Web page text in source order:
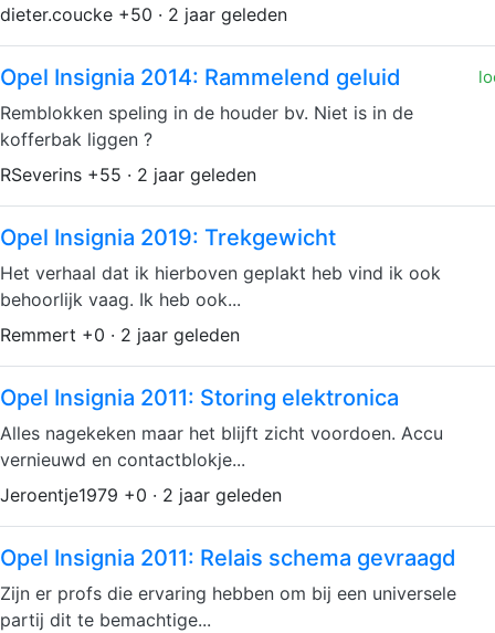
dieter.coucke +50 · 2 jaar geleden
Opel Insignia 2014: Rammelend geluid
Remblokken speling in de houder bv. Niet is in de
kofferbak liggen ?
RSeverins +55 · 2 jaar geleden
Opel Insignia 2019: Trekgewicht
Het verhaal dat ik hierboven geplakt heb vind ik ook
behoorlijk vaag. Ik heb ook...
Remmert +0 · 2 jaar geleden
Opel Insignia 2011: Storing elektronica
Alles nagekeken maar het blijft zicht voordoen. Accu
vernieuwd en contactblokje...
Jeroentje1979 +0 · 2 jaar geleden
Opel Insignia 2011: Relais schema gevraagd
Zijn er profs die ervaring hebben om bij een universele
partij dit te bemachtige...